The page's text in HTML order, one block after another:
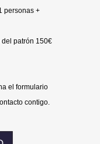
personas +
patrón 150€
el formulario
contigo.